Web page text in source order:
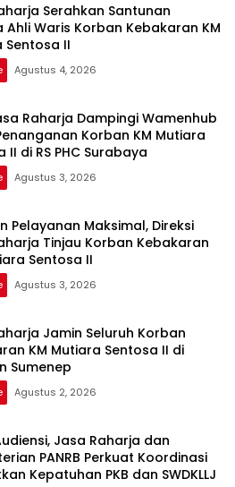
Serahkan Santunan
Ahli Waris Korban Kebakaran KM
Sentosa II
Agustus 4, 2026
Raharja Dampingi Wamenhub
Korban KM Mutiara
II di RS PHC Surabaya
Agustus 3, 2026
Pelayanan Maksimal, Direksi
Tinjau Korban Kebakaran
Sentosa II
Agustus 3, 2026
Jamin Seluruh Korban
KM Mutiara Sentosa II di
Sumenep
Agustus 2, 2026
Jasa Raharja dan
PANRB Perkuat Koordinasi
Kepatuhan PKB dan SWDKLLJ